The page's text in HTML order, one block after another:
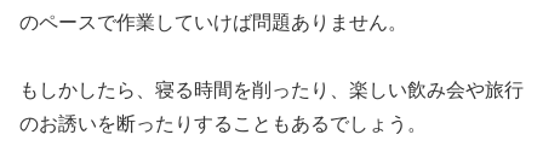
のペースで作業していけば問題ありません。
もしかしたら、寝る時間を削ったり、楽しい飲み会や旅行
のお誘いを断ったりすることもあるでしょう。